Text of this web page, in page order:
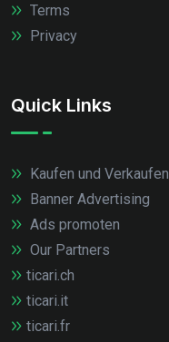
Terms
Privacy
Quick Links
Kaufen und Verkaufen
Banner Advertising
Ads promoten
Our Partners
ticari.ch
ticari.it
ticari.fr